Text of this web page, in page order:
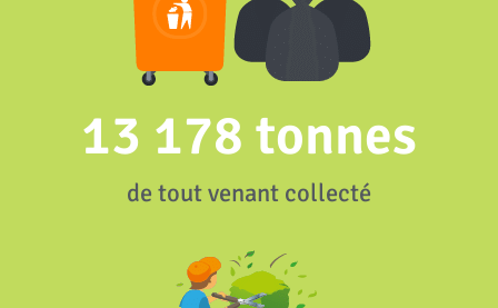
de tout venant collecté
13 178 tonnes